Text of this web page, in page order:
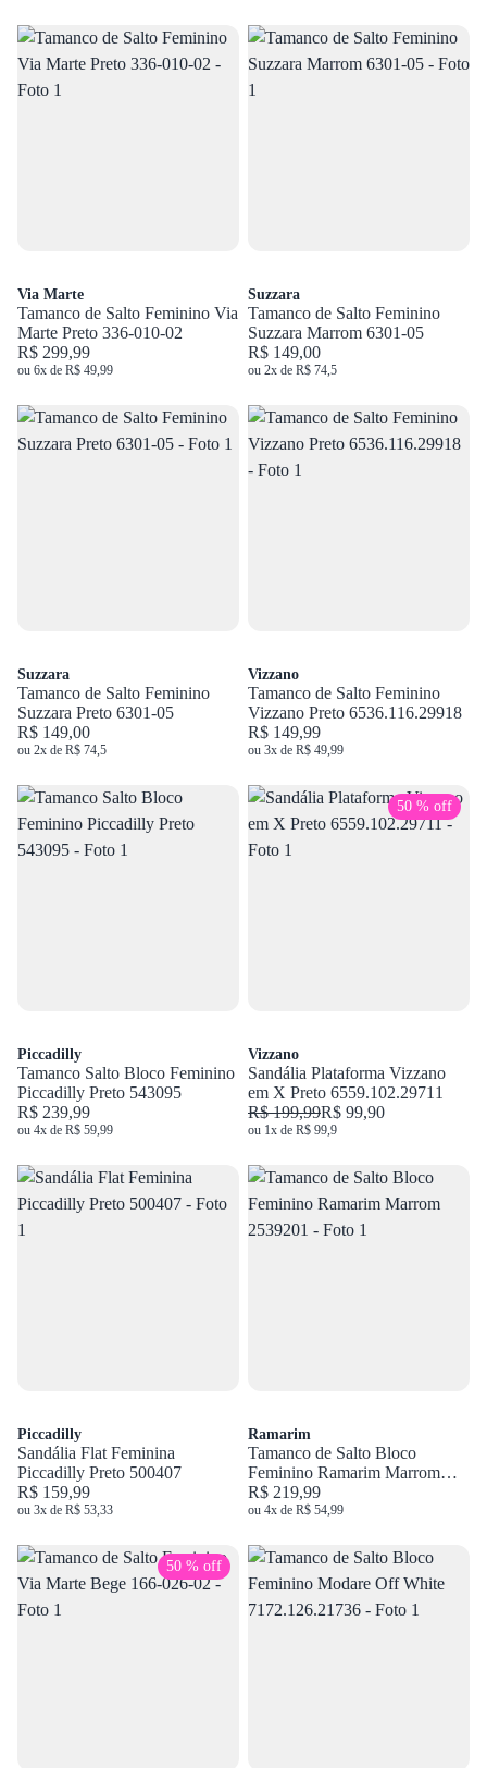
Via Marte
Tamanco de Salto Feminino Via
Marte Preto 336-010-02
R$ 299,99
ou 6x de R$ 49,99
Suzzara
Tamanco de Salto Feminino
Suzzara Marrom 6301-05
R$ 149,00
ou 2x de R$ 74,5
Suzzara
Tamanco de Salto Feminino
Suzzara Preto 6301-05
R$ 149,00
ou 2x de R$ 74,5
Vizzano
Tamanco de Salto Feminino
Vizzano Preto 6536.116.29918
R$ 149,99
ou 3x de R$ 49,99
Piccadilly
Tamanco Salto Bloco Feminino
Piccadilly Preto 543095
R$ 239,99
ou 4x de R$ 59,99
50 % off
Vizzano
Sandália Plataforma Vizzano
em X Preto 6559.102.29711
R$ 199,99R$ 99,90
ou 1x de R$ 99,9
Piccadilly
Sandália Flat Feminina
Piccadilly Preto 500407
R$ 159,99
ou 3x de R$ 53,33
Ramarim
Tamanco de Salto Bloco
Feminino Ramarim Marrom
2539201
R$ 219,99
ou 4x de R$ 54,99
50 % off